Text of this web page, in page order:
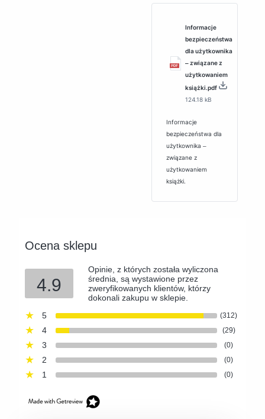
Informacje
bezpieczeństwa
dla użytkownika
‒ związane z
użytkowaniem
książki.pdf
124.18 kB
Informacje
bezpieczeństwa dla
użytkownika ‒
związane z
użytkowaniem
książki.
Ocena sklepu
4.9
Opinie, z których została wyliczona
średnia, są wystawione przez
zweryfikowanych klientów, którzy
dokonali zakupu w sklepie.
5
(312)
4 (29)
3 (0)
2 (0)
1 (0)